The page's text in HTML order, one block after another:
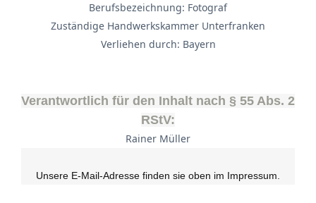
Berufsbezeichnung: Fotograf
Zuständige Handwerkskammer Unterfranken
Verliehen durch: Bayern
Verantwortlich für den Inhalt nach § 55 Abs. 2
RStV:
Rainer Müller
Unsere E-Mail-Adresse finden sie oben im Impressum.